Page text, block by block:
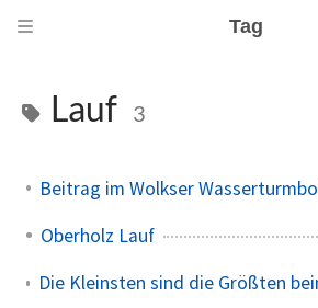
Tag
Lauf 3
Oberholz Lauf